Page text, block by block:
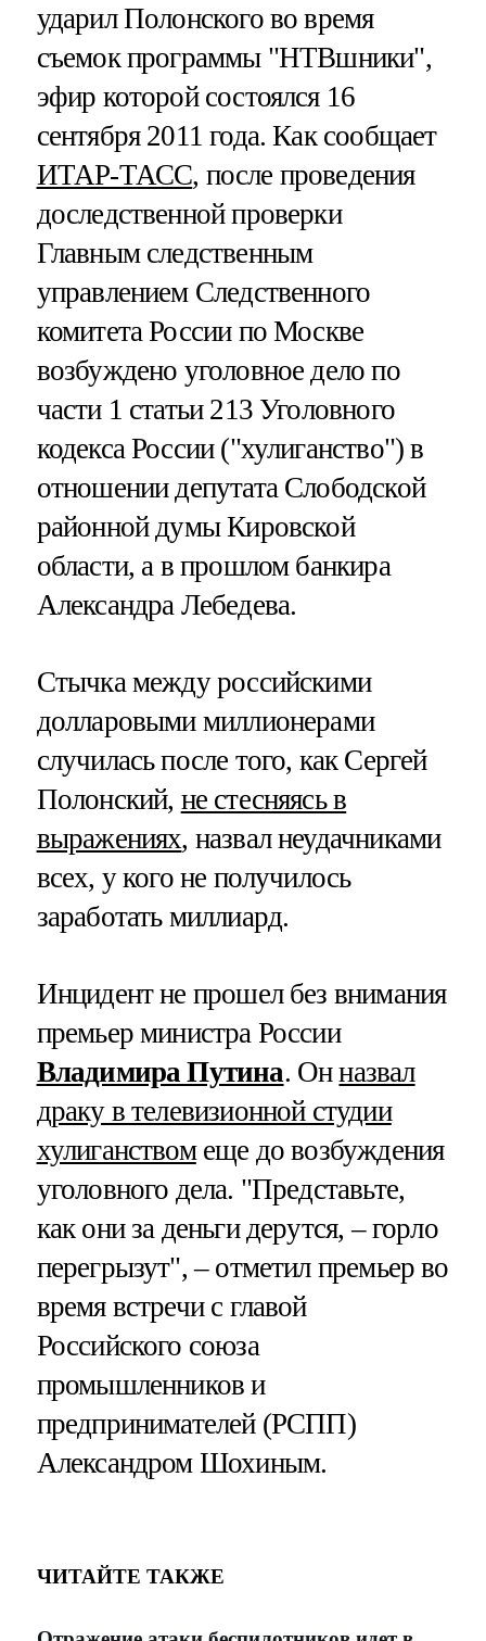
ударил Полонского во время
съемок программы "НТВшники",
эфир которой состоялся 16
сентября 2011 года. Как сообщает
ИТАР-ТАСС, после проведения
доследственной проверки
Главным следственным
управлением Следственного
комитета России по Москве
возбуждено уголовное дело по
части 1 статьи 213 Уголовного
кодекса России ("хулиганство") в
отношении депутата Слободской
районной думы Кировской
области, а в прошлом банкира
Александра Лебедева.
Стычка между российскими
долларовыми миллионерами
случилась после того, как Сергей
Полонский, не стесняясь в
выражениях, назвал неудачниками
всех, у кого не получилось
заработать миллиард.
Инцидент не прошел без внимания
премьер министра России
Владимира Путина. Онназвал
драку в телевизионной студии
хулиганствомеще до возбуждения
уголовного дела. "Представьте,
как они за деньги дерутся, – горло
перегрызут", – отметил премьер во
время встречи с главой
Российского союза
промышленников и
предпринимателей (РСПП)
Александром Шохиным.
ЧИТАЙТЕ ТАКЖЕ